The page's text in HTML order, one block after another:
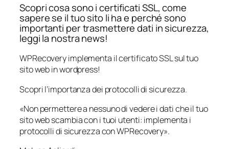
Scopri cosa sono i certificati SSL, come
sapere se il tuo sito li ha e perché sono
importanti per trasmettere dati in sicurezza,
leggi la nostra news!
WPRecovery implementa il certificato SSL sul tuo
sito web in wordpress!
Scopri l’importanza dei protocolli di sicurezza.
«Non permettere a nessuno di vedere i dati che il tuo
sito web scambia con i tuoi utenti: implementa i
protocolli di sicurezza con WPRecovery».